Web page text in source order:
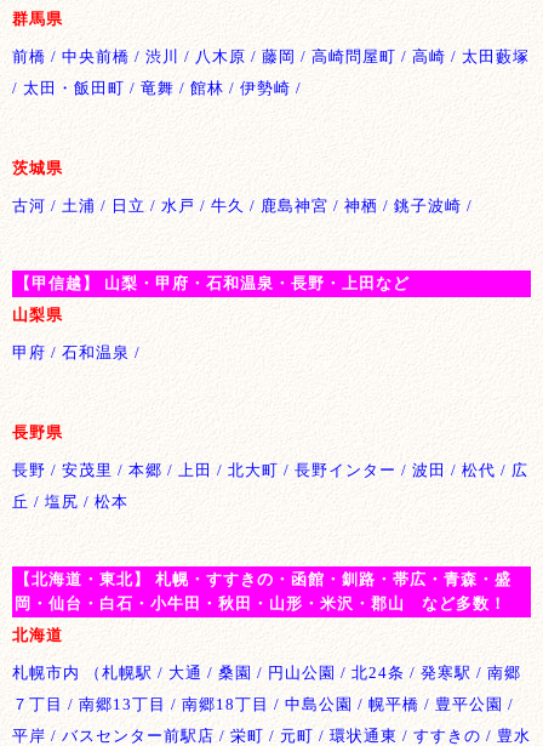
群馬県
前橋 / 中央前橋 / 渋川 / 八木原 / 藤岡 / 高崎問屋町 / 高崎 / 太田藪塚
/ 太田・飯田町 / 竜舞 / 館林 / 伊勢崎 /
茨城県
古河 / 土浦 / 日立 / 水戸 / 牛久 / 鹿島神宮 / 神栖 / 銚子波崎 /
【甲信越】 山梨・甲府・石和温泉・長野・上田など
山梨県
甲府 / 石和温泉 /
長野県
長野 / 安茂里 / 本郷 / 上田 / 北大町 / 長野インター / 波田 / 松代 / 広
丘 / 塩尻 / 松本
【北海道・東北】 札幌・すすきの・函館・釧路・帯広・青森・盛
岡・仙台・白石・小牛田・秋田・山形・米沢・郡山 など多数！
北海道
札幌市内 （札幌駅 / 大通 / 桑園 / 円山公園 / 北24条 / 発寒駅 / 南郷
７丁目 / 南郷13丁目 / 南郷18丁目 / 中島公園 / 幌平橋 / 豊平公園 /
平岸 / バスセンター前駅店 / 栄町 / 元町 / 環状通東 / すすきの / 豊水